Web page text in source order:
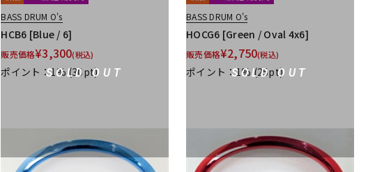
SOLD OUT
BASS DRUM O's
HCB6 [Blue / 6]
販売価格¥3,300(税込)
ポイント：1%(30pt) SOLD OUT
BASS DRUM O's
HOCG6 [Green / Oval 4x6]
販売価格¥2,750(税込)
ポイント：1%(25pt)